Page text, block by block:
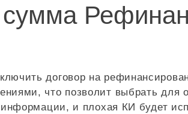
договор на
что позволит выбрать
и плохая КИ будет